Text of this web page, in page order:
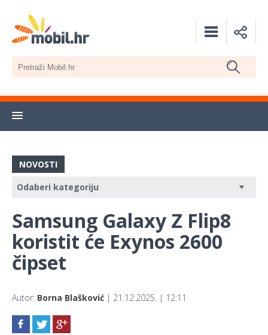
NOVOSTI
Samsung Galaxy Z Flip8
koristit će Exynos 2600
čipset
Autor: Borna Blašković | 21.12.2025. | 12:11